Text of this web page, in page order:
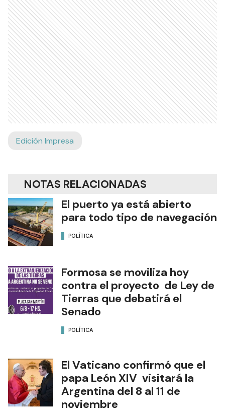
Edición Impresa
NOTAS RELACIONADAS
El puerto ya está abierto
para todo tipo de navegación
POLÍTICA
Formosa se moviliza hoy
contra el proyecto de Ley de
Tierras que debatirá el
Senado
POLÍTICA
El Vaticano confirmó que el
papa León XIV visitará la
Argentina del 8 al 11 de
noviembre